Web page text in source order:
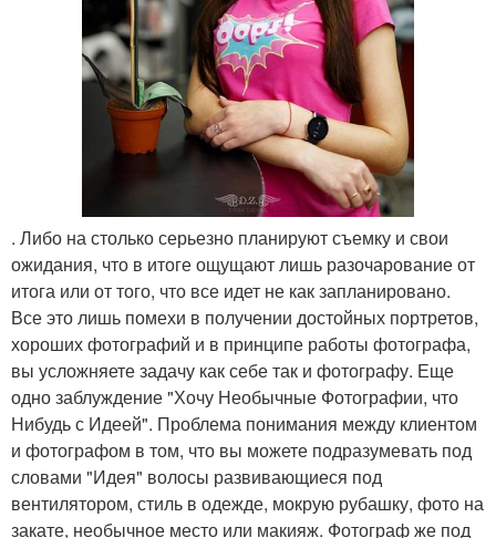
. Либо на столько серьезно планируют съемку и свои
ожидания, что в итоге ощущают лишь разочарование от
итога или от того, что все идет не как запланировано.
Все это лишь помехи в получении достойных портретов,
хороших фотографий и в принципе работы фотографа,
вы усложняете задачу как себе так и фотографу. Еще
одно заблуждение "Хочу Необычные Фотографии, что
Нибудь с Идеей". Проблема понимания между клиентом
и фотографом в том, что вы можете подразумевать под
словами "Идея" волосы развивающиеся под
вентилятором, стиль в одежде, мокрую рубашку, фото на
закате, необычное место или макияж. Фотограф же под